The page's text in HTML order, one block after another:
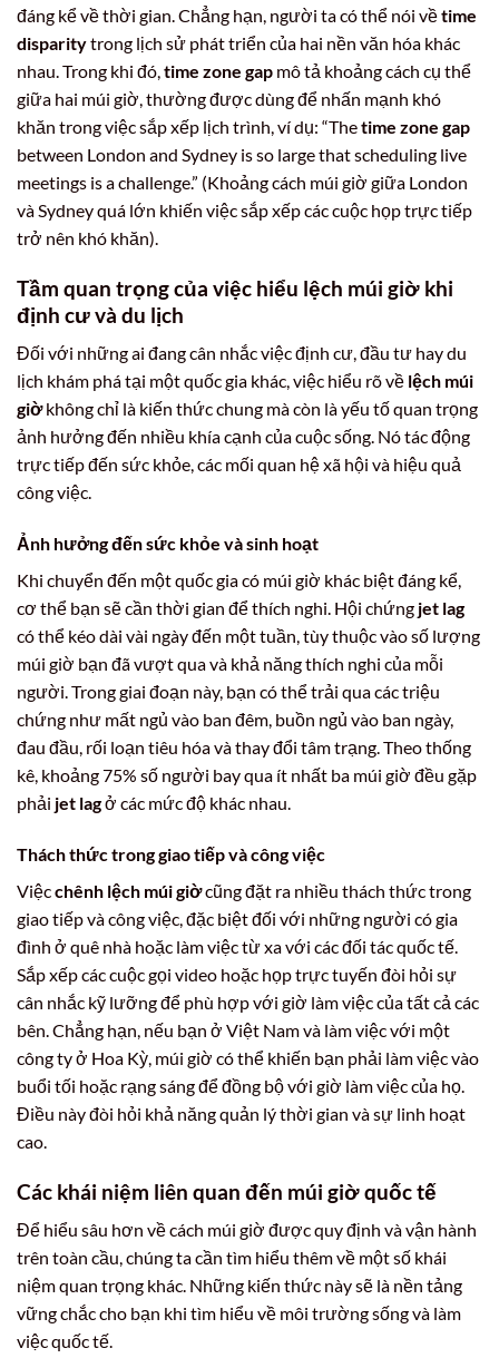
đáng kể về thời gian. Chẳng hạn, người ta có thể nói vềtime
disparitytrong lịch sử phát triển của hai nền văn hóa khác
nhau. Trong khi đó, time zone gap mô tả khoảng cách cụ thể
giữa hai múi giờ, thường được dùng để nhấn mạnh khó
khăn trong việc sắp xếp lịch trình, ví dụ: “Thetime zone gap
between London and Sydney is so large that scheduling live
meetings is a challenge.” (Khoảng cách múi giờ giữa London
và Sydney quá lớn khiến việc sắp xếp các cuộc họp trực tiếp
trở nên khó khăn).
Tầm quan trọng của việc hiểu lệch múi giờ khi
định cư và du lịch
Đối với những ai đang cân nhắc việc định cư, đầu tư hay du
lịch khám phá tại một quốc gia khác, việc hiểu rõ về lệch múi
giờkhông chỉ là kiến thức chung mà còn là yếu tố quan trọng
ảnh hưởng đến nhiều khía cạnh của cuộc sống. Nó tác động
trực tiếp đến sức khỏe, các mối quan hệ xã hội và hiệu quả
công việc.
Ảnh hưởng đến sức khỏe và sinh hoạt
Khi chuyển đến một quốc gia có múi giờ khác biệt đáng kể,
cơ thể bạn sẽ cần thời gian để thích nghi. Hội chứng jet lag
có thể kéo dài vài ngày đến một tuần, tùy thuộc vào số lượng
múi giờ bạn đã vượt qua và khả năng thích nghi của mỗi
người. Trong giai đoạn này, bạn có thể trải qua các triệu
chứng như mất ngủ vào ban đêm, buồn ngủ vào ban ngày,
đau đầu, rối loạn tiêu hóa và thay đổi tâm trạng. Theo thống
kê, khoảng 75% số người bay qua ít nhất ba múi giờ đều gặp
phải jet lagở các mức độ khác nhau.
Thách thức trong giao tiếp và công việc
Việcchênh lệch múi giờcũng đặt ra nhiều thách thức trong
giao tiếp và công việc, đặc biệt đối với những người có gia
đình ở quê nhà hoặc làm việc từ xa với các đối tác quốc tế.
Sắp xếp các cuộc gọi video hoặc họp trực tuyến đòi hỏi sự
cân nhắc kỹ lưỡng để phù hợp với giờ làm việc của tất cả các
bên. Chẳng hạn, nếu bạn ở Việt Nam và làm việc với một
công ty ở Hoa Kỳ, múi giờ có thể khiến bạn phải làm việc vào
buổi tối hoặc rạng sáng để đồng bộ với giờ làm việc của họ.
Điều này đòi hỏi khả năng quản lý thời gian và sự linh hoạt
cao.
Các khái niệm liên quan đến múi giờ quốc tế
Để hiểu sâu hơn về cách múi giờ được quy định và vận hành
trên toàn cầu, chúng ta cần tìm hiểu thêm về một số khái
niệm quan trọng khác. Những kiến thức này sẽ là nền tảng
vững chắc cho bạn khi tìm hiểu về môi trường sống và làm
việc quốc tế.